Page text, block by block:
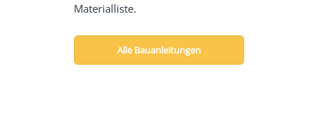
Materialliste.
Alle Bauanleitungen